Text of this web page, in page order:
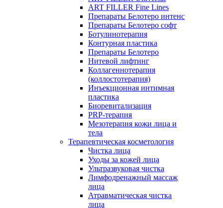
ART FILLER Fine Lines
Препараты Белотеро интенс
Препараты Белотеро софт
Ботулинотерапия
Контурная пластика
Препараты Белотеро
Нитевой лифтинг
Коллагеннотерапия
(коллостотерапия)
Инъекционная интимная
пластика
Биоревитализация
PRP-терапия
Мезотерапия кожи лица и
тела
Терапевтическая косметология
Чистка лица
Уходы за кожей лица
Ультразвуковая чистка
Лимфодренажный массаж
лица
Атравматическая чистка
лица